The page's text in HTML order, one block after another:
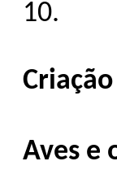
10.
Aves e